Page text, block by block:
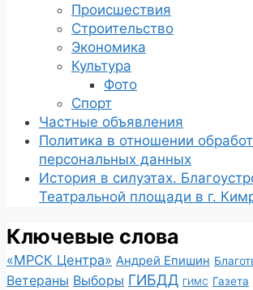
Происшествия
Строительство
Экономика
Культура
Фото
Спорт
Частные объявления
Политика в отношении
персональных данных
История в силуэтах.
Театральной площади в г.
Ключевые слова
«МРСК Центра» Андрей Епишин
Ветераны Выборы ГИБДД ГИМС Газета